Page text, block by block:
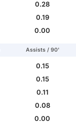
0.28
0.19
0.00
Assists / 90'
0.15
0.15
0.11
0.08
0.00